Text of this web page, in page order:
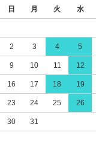
日 月 火 水
2 3 4 5
9 10 11 12
16 17 18 19
23 24 25 26
30 31